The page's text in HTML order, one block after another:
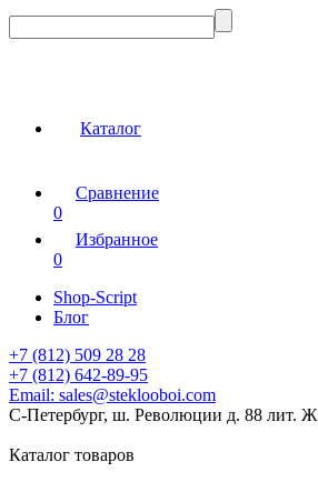
Каталог
Сравнение
0
Избранное
0
Shop-Script
Блог
+7 (812) 509 28 28
+7 (812) 642-89-95
Email: sales@steklooboi.com
С-Петербург, ш. Революции д. 88 лит. Ж
Каталог товаров